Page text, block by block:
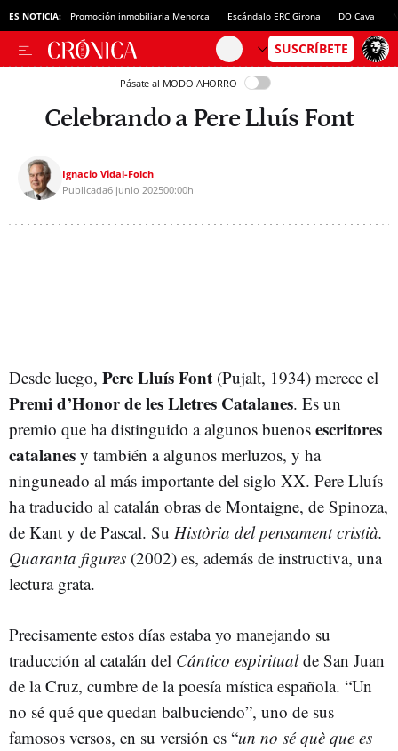
ES NOTICIA: Promoción inmobiliaria Menorca Escándalo ERC Girona DO Cava
Pásate al MODO AHORRO
Celebrando a Pere Lluís Font
Ignacio Vidal-Folch
Publicada6 junio 202500:00h
Desde luego, Pere Lluís Font (Pujalt, 1934) merece el
Premi d’Honor de les Lletres Catalanes. Es un
premio que ha distinguido a algunos buenos escritores
catalanes y también a algunos merluzos, y ha
ninguneado al más importante del siglo XX. Pere Lluís
ha traducido al catalán obras de Montaigne, de Spinoza,
de Kant y de Pascal. Su Història del pensament cristià.
Quaranta figures (2002) es, además de instructiva, una
lectura grata.
Precisamente estos días estaba yo manejando su
traducción al catalán del Cántico espiritualde San Juan
de la Cruz, cumbre de la poesía mística española. “Un
no sé qué que quedan balbuciendo”, uno de sus
famosos versos, en su versión es “un no sé què que es